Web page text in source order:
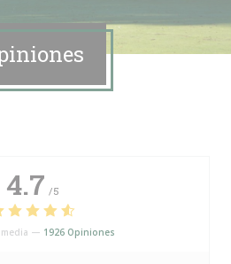
4.7 /5
media — 1926 Opiniones